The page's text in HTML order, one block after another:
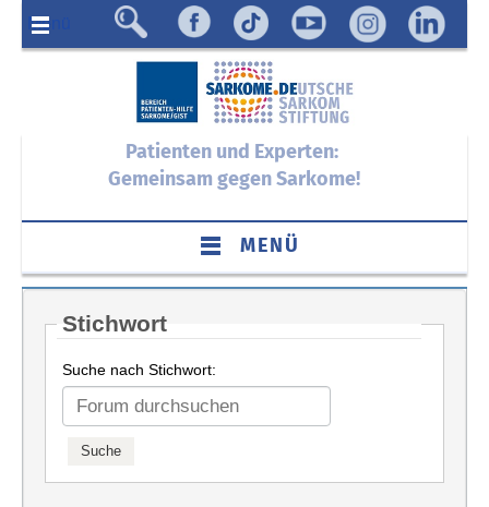
Menü
Patienten und Experten:
Gemeinsam gegen Sarkome!
MENÜ
Stichwort
Suche nach Stichwort: